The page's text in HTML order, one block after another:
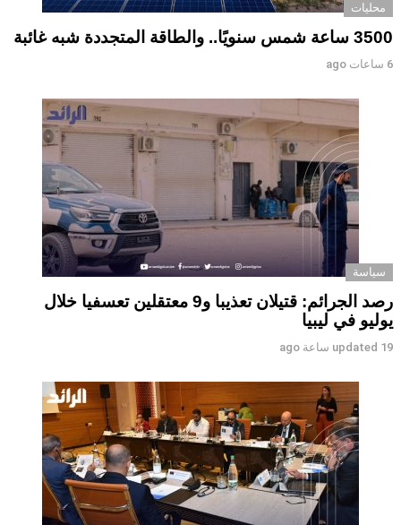
محليات
3500 ساعة شمس سنويًا.. والطاقة المتجددة شبه غائبة
6 ساعات ago
سياسة
رصد الجرائم: قتيلان تعذيبا و9 معتقلين تعسفيا خلال
يوليو في ليبيا
updated 19 ساعة ago